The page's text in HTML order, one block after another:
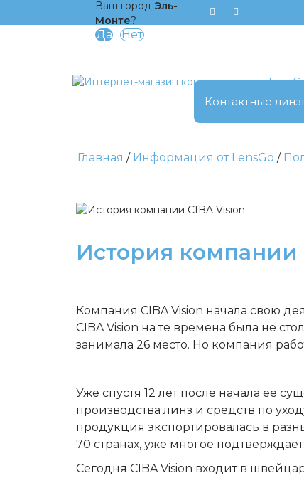
Ваш город Эль-
Монте?
Контактные
Главная Информация от LensGo
История компании
Компания CIBA Vision начала свою
CIBA Vision на те времена была не
занимала 26 место. Но компания
Уже спустя 12 лет после начала ее
производства линз и средств по
продукция экспортировалась в
70 странах, уже многое подтверждает.
Сегодня CIBA Vision входит в